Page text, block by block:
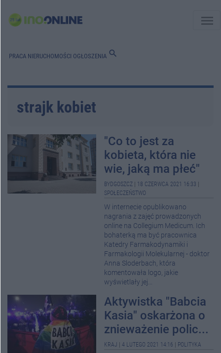
menu
PRACA NIERUCHOMOŚCI OGŁOSZENIA search
strajk kobiet
"Co to jest za
kobieta, która nie
wie, jaką ma płeć"
BYDGOSZCZ 18 CZERWCA 2021 16:33
SPOŁECZEŃSTWO
W internecie opublikowano
nagrania z zajęć prowadzonych
online na Collegium Medicum. Ich
bohaterką ma być pracownica
Katedry Farmakodynamiki i
Farmakologii Molekularnej - doktor
Anna Sloderbach, która
komentowała logo, jakie
wyświetlały jej...
Aktywistka "Babcia
Kasia" oskarżona o
znieważenie polic...
KRAJ 4 LUTEGO 2021 14:16 POLITYKA